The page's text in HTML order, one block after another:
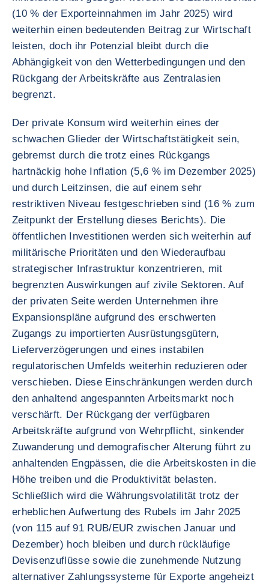
(10 % der Exporteinnahmen im Jahr 2025) wird
weiterhin einen bedeutenden Beitrag zur Wirtschaft
leisten, doch ihr Potenzial bleibt durch die
Abhängigkeit von den Wetterbedingungen und den
Rückgang der Arbeitskräfte aus Zentralasien
begrenzt.
Der private Konsum wird weiterhin eines der
schwachen Glieder der Wirtschaftstätigkeit sein,
gebremst durch die trotz eines Rückgangs
hartnäckig hohe Inflation (5,6 % im Dezember 2025)
und durch Leitzinsen, die auf einem sehr
restriktiven Niveau festgeschrieben sind (16 % zum
Zeitpunkt der Erstellung dieses Berichts). Die
öffentlichen Investitionen werden sich weiterhin auf
militärische Prioritäten und den Wiederaufbau
strategischer Infrastruktur konzentrieren, mit
begrenzten Auswirkungen auf zivile Sektoren. Auf
der privaten Seite werden Unternehmen ihre
Expansionspläne aufgrund des erschwerten
Zugangs zu importierten Ausrüstungsgütern,
Lieferverzögerungen und eines instabilen
regulatorischen Umfelds weiterhin reduzieren oder
verschieben. Diese Einschränkungen werden durch
den anhaltend angespannten Arbeitsmarkt noch
verschärft. Der Rückgang der verfügbaren
Arbeitskräfte aufgrund von Wehrpflicht, sinkender
Zuwanderung und demografischer Alterung führt zu
anhaltenden Engpässen, die die Arbeitskosten in die
Höhe treiben und die Produktivität belasten.
Schließlich wird die Währungsvolatilität trotz der
erheblichen Aufwertung des Rubels im Jahr 2025
(von 115 auf 91 RUB/EUR zwischen Januar und
Dezember) hoch bleiben und durch rückläufige
Devisenzuflüsse sowie die zunehmende Nutzung
alternativer Zahlungssysteme für Exporte angeheizt